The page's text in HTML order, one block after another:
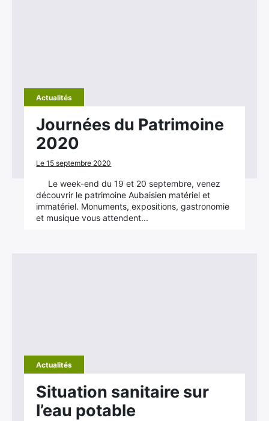
Actualités
Journées du Patrimoine
2020
Le 15 septembre 2020
Le week-end du 19 et 20 septembre, venez
découvrir le patrimoine Aubaisien matériel et
immatériel. Monuments, expositions, gastronomie
et musique vous attendent...
Actualités
Situation sanitaire sur
l’eau potable